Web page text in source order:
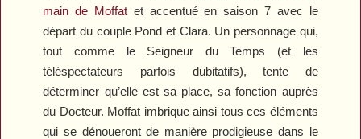
main de Moffat et accentué en saison 7 avec le
départ du couple Pond et Clara. Un personnage qui,
tout comme le Seigneur du Temps (et les
téléspectateurs parfois dubitatifs), tente de
déterminer qu’elle est sa place, sa fonction auprès
du Docteur. Moffat imbrique ainsi tous ces éléments
qui se dénoueront de manière prodigieuse dans le